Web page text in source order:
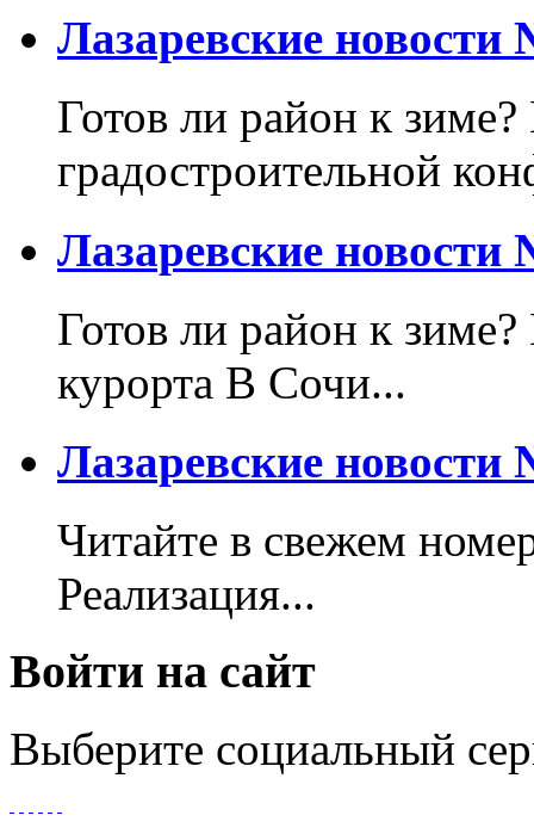
Лазаревские новости
Готов ли район к зиме?
градостроительной
Лазаревские новости
Готов ли район к
курорта В Сочи...
Лазаревские новости
Читайте в свежем
Реализация...
Войти на сайт
Выберите социальный